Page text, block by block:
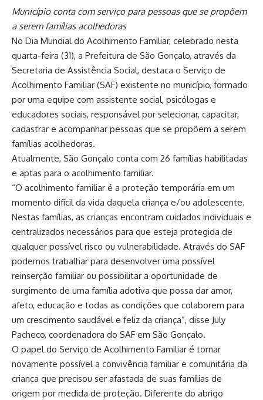
Município conta com serviço para pessoas que se propõem
a serem famílias acolhedoras
No Dia Mundial do Acolhimento Familiar, celebrado nesta
quarta-feira (31), a Prefeitura de São Gonçalo, através da
Secretaria de Assistência Social, destaca o Serviço de
Acolhimento Familiar (SAF) existente no município, formado
por uma equipe com assistente social, psicólogas e
educadores sociais, responsável por selecionar, capacitar,
cadastrar e acompanhar pessoas que se propõem a serem
famílias acolhedoras.
Atualmente, São Gonçalo conta com 26 famílias habilitadas
e aptas para o acolhimento familiar.
“O acolhimento familiar é a proteção temporária em um
momento difícil da vida daquela criança e/ou adolescente.
Nestas famílias, as crianças encontram cuidados individuais e
centralizados necessários para que esteja protegida de
qualquer possível risco ou vulnerabilidade. Através do SAF
podemos trabalhar para desenvolver uma possível
reinserção familiar ou possibilitar a oportunidade de
surgimento de uma família adotiva que possa dar amor,
afeto, educação e todas as condições que colaborem para
um crescimento saudável e feliz da criança”, disse July
Pacheco, coordenadora do SAF em São Gonçalo.
O papel do Serviço de Acolhimento Familiar é tornar
novamente possível a convivência familiar e comunitária da
criança que precisou ser afastada de suas famílias de
origem por medida de proteção. Diferente do abrigo